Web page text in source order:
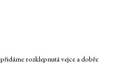
rozklepnutá vejce a dobře